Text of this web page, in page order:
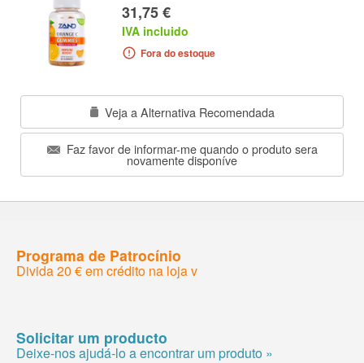
31,75 €
IVA incluido
Fora do estoque
Veja a Alternativa Recomendada
Faz favor de informar-me quando o produto sera
novamente disponíve
Programa de Patrocínio
Divida 20 € em crédito na loja v
Solicitar um producto
Deixe-nos ajudá-lo a encontrar um produto »